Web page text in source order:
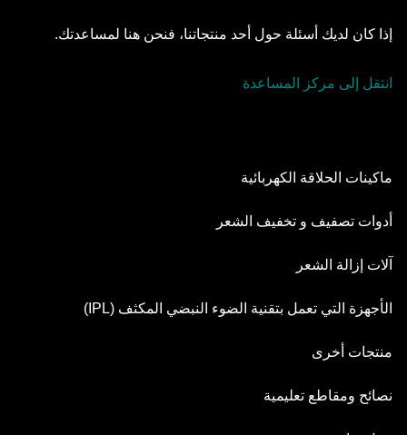
إذا كان لديك أسئلة حول أحد منتجاتنا، فنحن هنا لمساعدتك.
انتقل إلى مركز المساعدة
ماكينات الحلاقة الكهربائية
Series 9 Pro
Series 6
Series 5
Series 1
أدوات تصفيف و تخفيف الشعر
أدوات تهذيب اللحية
سيريز X
أدوات قص الشعر
آلات إزالة الشعر
آلة إزالة الشعر Silk·épil SkinSpa
Silk·épil 7
Silk·épil 5
الأجهزة التي تعمل بتقنية الضوء النبضي المكثف (IPL)
جهاز سكين آي.إكسبرت
منتجات أخرى
آلة FaceSpa
نصائح ومقاطع تعليمية